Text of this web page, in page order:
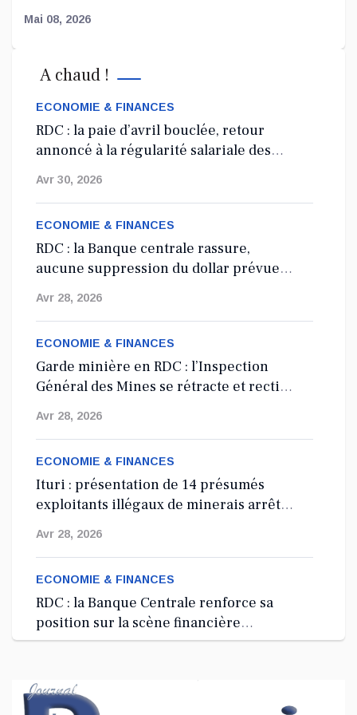
Mai 08, 2026
Affaire FRIVAO : la société civile salue les
à une enquête élargie
Le Centre de recherche en finances publiques et
développement...
Mai 07, 2026
A chaud !
ECONOMIE & FINANCES
RDC : la paie d’avril bouclée, retour
annoncé à la régularité salariale des
Avr 30, 2026
ECONOMIE & FINANCES
RDC : la Banque centrale rassure,
aucune suppression du dollar prévue
Avr 28, 2026
ECONOMIE & FINANCES
Garde minière en RDC : l’Inspection
Général des Mines se rétracte et rectifie
Avr 28, 2026
ECONOMIE & FINANCES
Ituri : présentation de 14 présumés
exploitants illégaux de minerais arrêtés
Avr 28, 2026
ECONOMIE & FINANCES
RDC : la Banque Centrale renforce sa
position sur la scène financière
internationale à Washington, D.C.
ECONOMIE & FINANCES